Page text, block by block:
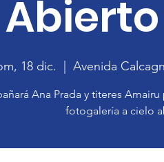
18 dic. Avenida
Ana Prada y titeres
fotogalería a cielo